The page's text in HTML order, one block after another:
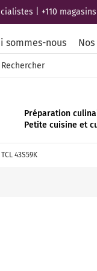
| +110
sommes-nous
Préparation
Petite cuisine et
43S59K